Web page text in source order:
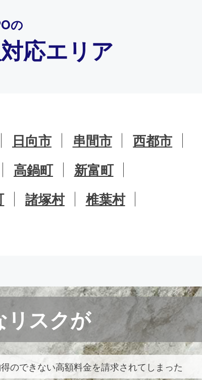
の
応エリア
日向市 串間市
西都市
高鍋町
新富町
諸塚村
椎葉村
リスクが
のできない高額料金を請求されてしまった